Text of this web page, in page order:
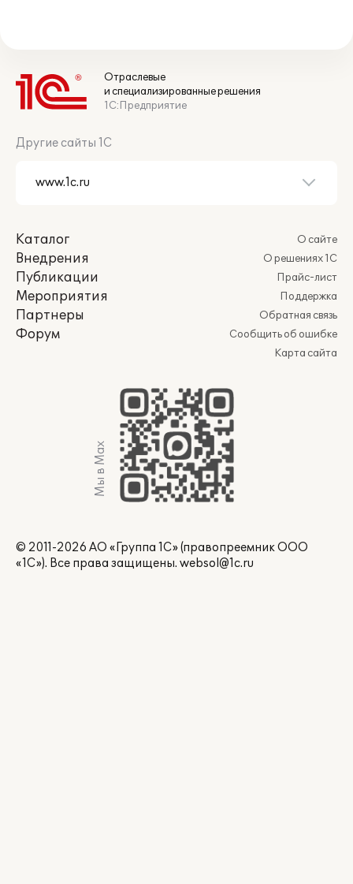
Отраслевые
и специализированные решения
1С:Предприятие
Другие сайты 1С
Каталог
Внедрения
Публикации
Мероприятия
Партнеры
Форум
О сайте
О решениях 1С
Прайс-лист
Поддержка
Обратная связь
Сообщить об ошибке
Карта сайта
Мы в Max
© 2011-2026 АО «Группа 1С» (правопреемник ООО
«1С»). Все права защищены. websol@1c.ru